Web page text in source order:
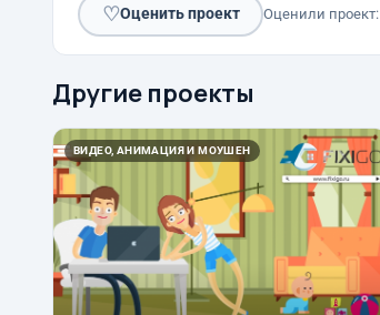
♡Оценить проект Оценили проект:
Другие проекты
ВИДЕО, АНИМАЦИЯ И МОУШЕН